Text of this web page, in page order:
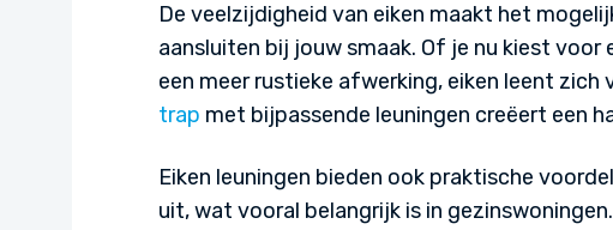
De veelzijdigheid van eiken maakt het
aansluiten bij jouw smaak. Of je nu kiest
een meer rustieke afwerking, eiken leent zich
trap met bijpassende leuningen creëert een
Eiken leuningen bieden ook praktische
uit, wat vooral belangrijk is in